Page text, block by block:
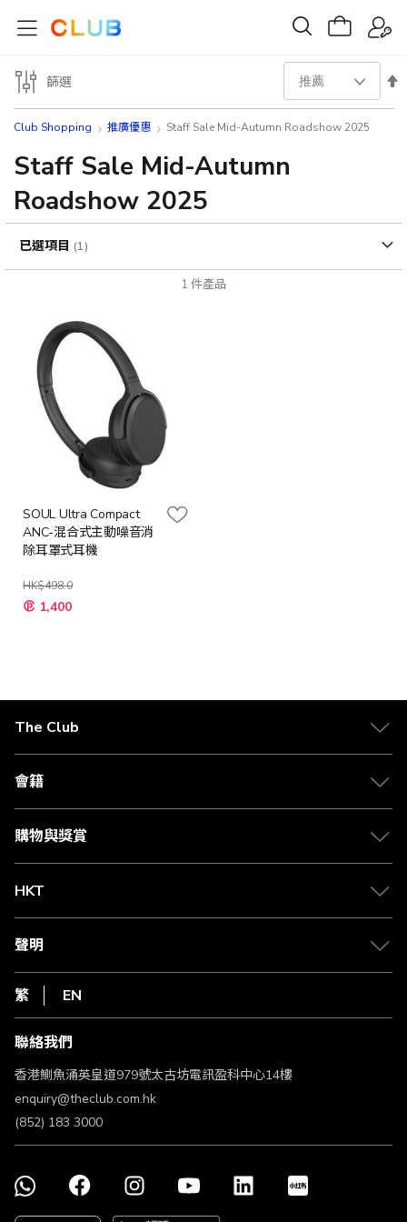
Club Shopping 推廣優惠 Staff Sale Mid-Autumn Roadshow 2025
Staff Sale Mid-Autumn
Roadshow 2025
1 件產品
設
向
SOUL Ultra Compact
ANC-混合式主動噪音消
除耳罩式耳機
HK$498.0
1,400
篩選
已選項目
The Club
關於 The Club
合作夥伴
媒體中心
會籍
會籍及專屬禮遇
賺取積分
購物與獎賞
物流與配送
Club Shopping 商品領取站
常見問題
HKT
csl.
1010
HKT
聲明
私隱聲明
使用條款
條款及細則
不歧視及不騷擾聲明
認可牌照及通告
繁 EN
聯絡我們
香港鰂魚涌英皇道979號太古坊電訊盈科中心14樓
enquiry@theclub.com.hk
(852) 183 3000